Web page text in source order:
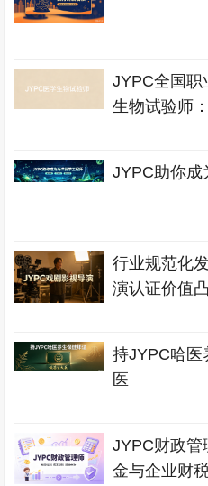
JYPC全国职
生物试验师
JYPC助你成
行业规范化
演认证价值
持JYPC哈医
医
JYPC财政
金与企业财